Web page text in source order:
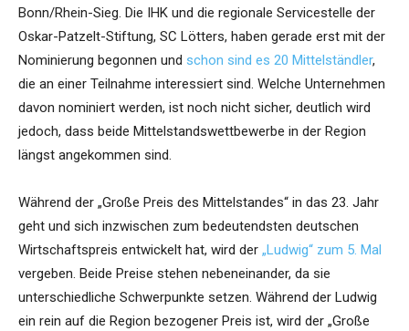
Bonn/Rhein-Sieg. Die IHK und die regionale Servicestelle der
Oskar-Patzelt-Stiftung, SC Lötters, haben gerade erst mit der
Nominierung begonnen und schon sind es 20 Mittelständler,
die an einer Teilnahme interessiert sind. Welche Unternehmen
davon nominiert werden, ist noch nicht sicher, deutlich wird
jedoch, dass beide Mittelstandswettbewerbe in der Region
längst angekommen sind.
Während der „Große Preis des Mittelstandes“ in das 23. Jahr
geht und sich inzwischen zum bedeutendsten deutschen
Wirtschaftspreis entwickelt hat, wird der „Ludwig“ zum 5. Mal
vergeben. Beide Preise stehen nebeneinander, da sie
unterschiedliche Schwerpunkte setzen. Während der Ludwig
ein rein auf die Region bezogener Preis ist, wird der „Große